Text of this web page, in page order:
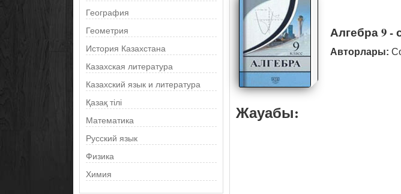
География
Геометрия
История Казахстана
Казахская литература
Казахский язык и литература
Қазақ тілі
Математика
Русский язык
Физика
Химия
Алгебра 9 -
Авторлары:
Жауабы: